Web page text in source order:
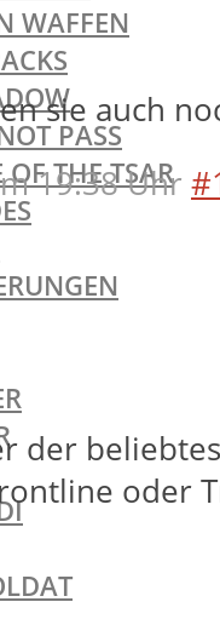
WAFFEN
PASS
THE TSAR
sie auch
19:38 Uhr
der
oder